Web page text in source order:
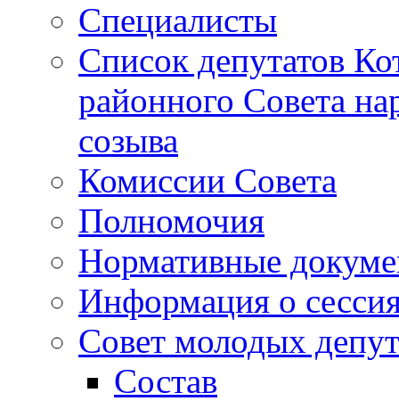
Специалисты
Список депутатов
районного Совета
созыва
Комиссии Совета
Полномочия
Нормативные
Информация о
Совет молодых
Состав